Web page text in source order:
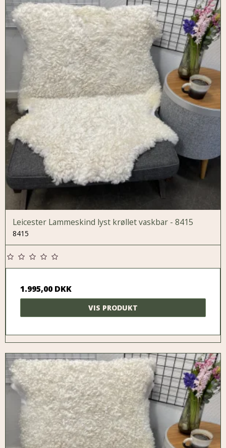
Leicester Lammeskind lyst krøllet vaskbar - 8415
8415
1.995,00 DKK
VIS PRODUKT